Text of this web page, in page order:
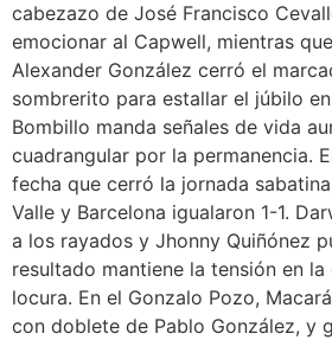
cabezazo de José Francisco
emocionar al Capwell, mientras
Alexander González cerró el
sombrerito para estallar el júbilo
Bombillo manda señales de vida
cuadrangular por la permanencia.
fecha que cerró la jornada
Valle y Barcelona igualaron 1-1.
a los rayados y Jhonny Quiñónez
resultado mantiene la tensión en
locura. En el Gonzalo Pozo,
con doblete de Pablo González, y